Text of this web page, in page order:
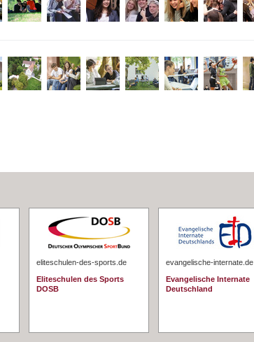
eliteschulen-des-sports.de
Eliteschulen des Sports
DOSB
evangelische-internate.de
Evangelische Internate
Deutschland